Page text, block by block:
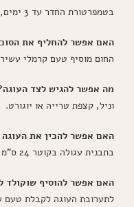
בטמפרטורת החדר עד 3 ימים, או במקרר עד שבוע.
האם אפשר להחליף את
החום מוסיף טעם קרמלי
מה אפשר להגיש לצד
וניל, קצפת טרייה או יוגורט.
האם אפשר להכין את
בתבנית עגולה בקוטר 24 ס"מ או בתבנית מרובעת בגודל דומה.
האם אפשר להוסיף שוקולד
לתערובת העוגה לקבלת טעם